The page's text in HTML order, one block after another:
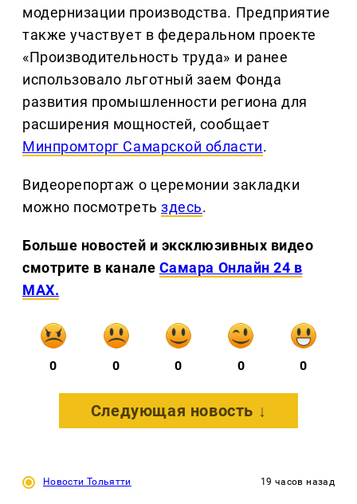
модернизации производства. Предприятие
также участвует в федеральном проекте
«Производительность труда» и ранее
использовало льготный заем Фонда
развития промышленности региона для
расширения мощностей, сообщает
Минпромторг Самарской области.
Видеорепортаж о церемонии закладки
можно посмотретьздесь.
Больше новостей и эксклюзивных видео
смотрите в канале Самара Онлайн 24 в
MAX.
0 0 0 0 0
Следующая новость ↓
Новости Тольятти 19 часов назад